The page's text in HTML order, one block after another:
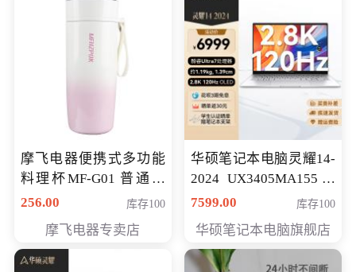
摩飞电器便携式多功能
料理杯MF-G01 普通会
员专享价格118元
256.00 库存100
摩飞电器专卖店
华硕笔记本电脑灵耀14-
2024 UX3405MA155冰
川银 oled 智慧轻薄本 会
7599.00 库存100
华硕笔记本电脑旗舰店